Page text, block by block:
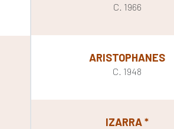
C. 1966
ARISTOPHANES
C. 1948
IZARRA *